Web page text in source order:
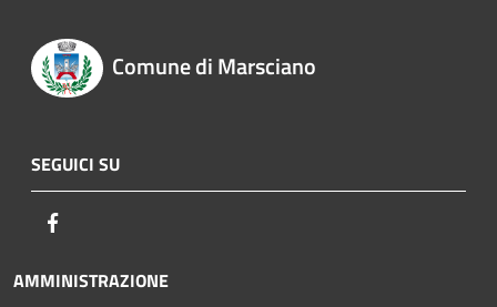
Comune di Marsciano
SEGUICI SU
AMMINISTRAZIONE